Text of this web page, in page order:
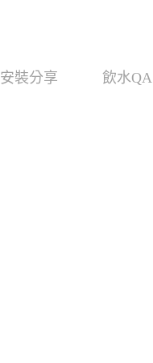
安裝分享 飲水QA